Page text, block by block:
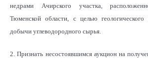
недрами Ачирского участка,
Тюменской области, с целью геологического
добычи углеводородного сырья.
2. Признать несостоявшимся аукцион на